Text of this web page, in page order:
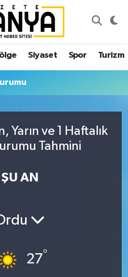
Siyaset Spor Turizm
Yarın ve 1 Haftalık
Tahmini
ŞU AN
27°
Eczaneler
Haritası
ve Fikstür